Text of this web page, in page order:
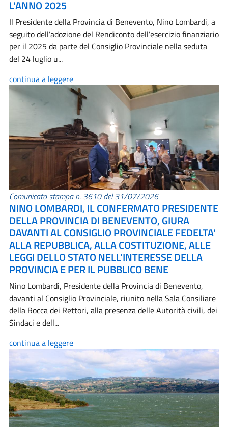
L'ANNO 2025
Il Presidente della Provincia di Benevento, Nino Lombardi, a
seguito dell’adozione del Rendiconto dell’esercizio finanziario
per il 2025 da parte del Consiglio Provinciale nella seduta
del 24 luglio u...
continua a leggere
Comunicato stampa n. 3610 del 31/07/2026
NINO LOMBARDI, IL CONFERMATO PRESIDENTE
DELLA PROVINCIA DI BENEVENTO, GIURA
DAVANTI AL CONSIGLIO PROVINCIALE FEDELTA'
ALLA REPUBBLICA, ALLA COSTITUZIONE, ALLE
LEGGI DELLO STATO NELL'INTERESSE DELLA
PROVINCIA E PER IL PUBBLICO BENE
Nino Lombardi, Presidente della Provincia di Benevento,
davanti al Consiglio Provinciale, riunito nella Sala Consiliare
della Rocca dei Rettori, alla presenza delle Autorità civili, dei
Sindaci e dell...
continua a leggere